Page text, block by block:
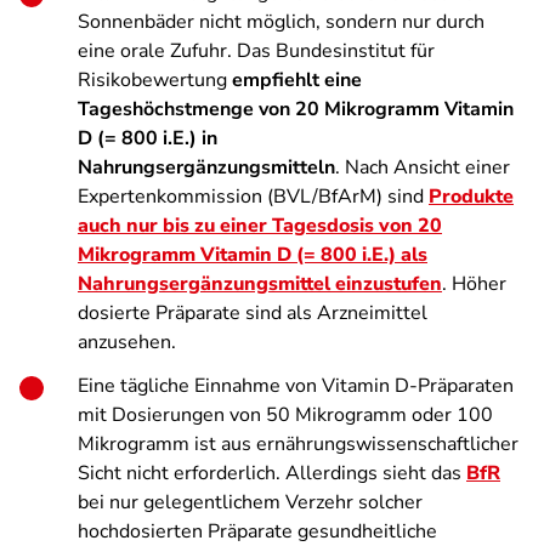
Sonnenbäder nicht möglich, sondern nur durch
eine orale Zufuhr. Das Bundesinstitut für
Risikobewertungempfiehlt eine
Tageshöchstmenge von 20 Mikrogramm Vitamin
D (= 800 i.E.) in
Nahrungsergänzungsmitteln. Nach Ansicht einer
Expertenkommission (BVL/BfArM) sind Produkte
auch nur bis zu einer Tagesdosis von 20
Mikrogramm Vitamin D (= 800 i.E.) als
Nahrungsergänzungsmittel einzustufen. Höher
dosierte Präparate sind als Arzneimittel
anzusehen.
Eine tägliche Einnahme von Vitamin D-Präparaten
mit Dosierungen von 50 Mikrogramm oder 100
Mikrogramm ist aus ernährungswissenschaftlicher
Sicht nicht erforderlich. Allerdings sieht das BfR
bei nur gelegentlichem Verzehr solcher
hochdosierten Präparate gesundheitliche